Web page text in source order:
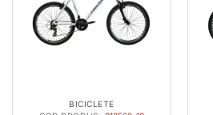
BICICLETE